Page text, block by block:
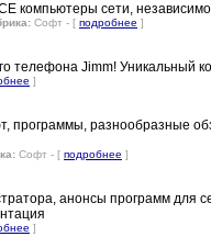
компьютеры сети, независимо
Софт - [ подробнее ]
телефона Jimm! Уникальный
]
программы, разнообразные
Софт - [ подробнее ]
анонсы программ для
]